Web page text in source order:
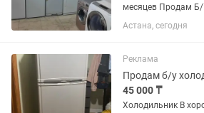
месяцев Продам Б/У холодильники В
отличном рабочем
Гарантия
ул.Абылайхана дом
Астана, сегодня
Реклама
Продам б/у
45 000 ₸
Холодильник В